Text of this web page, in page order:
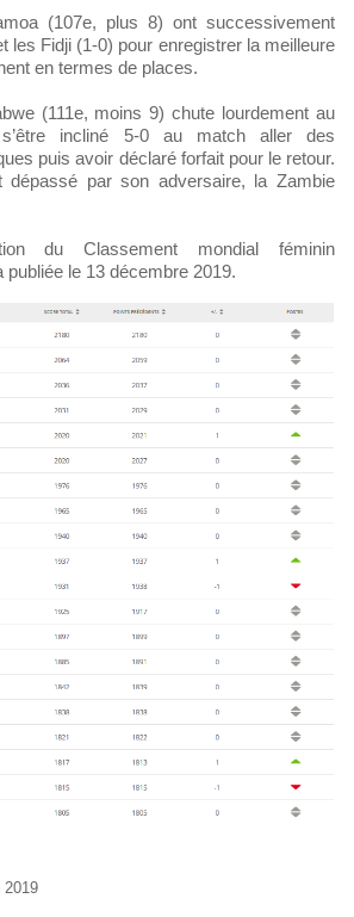
(107e, plus 8) ont successivement
les Fidji (1-0) pour enregistrer la meilleure
en termes de places.
(111e, moins 9) chute lourdement au
incliné 5-0 au match aller des
puis avoir déclaré forfait pour le retour.
dépassé par son adversaire, la Zambie
du Classement mondial féminin
publiée le 13 décembre 2019.
2019